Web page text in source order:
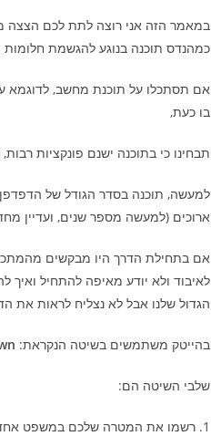
במאמר הזה אני רוצה לתת לכם הצצה
כמהנדס תוכנה בנוגע להגשמת חלומות
בו כעת,
תבחינו כי בתוכנה ישנם פונקציות
למעשה, תוכנה בסדר הגודל של
ארוכים (למעשה מספר שנים, ועדיין
אם בתחילת הדרך היו מבקשים
לאיבוד ולא יודע מאיפה להתחיל
הגדול שלנו אבל לא נצליח לראות את
בהייטק משתמשים בשיטה הנקראת:
שלבי השיטה הם:
1. רשמו את המטרה שלכם במשפט אחד